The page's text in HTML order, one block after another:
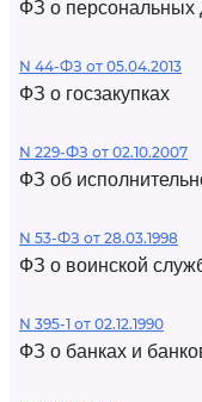
ФЗ о персональных
N 44-ФЗ от 05.04.2013
ФЗ о госзакупках
N 229-ФЗ от 02.10.2007
ФЗ об
N 53-ФЗ от 28.03.1998
ФЗ о воинской
N 395-1 от 02.12.1990
ФЗ о банках и